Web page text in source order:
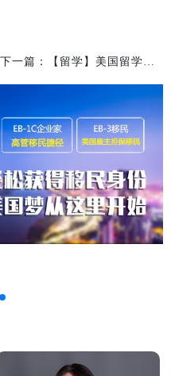
下一篇：【留学】美国留学不能错过的十大美国特色趣事